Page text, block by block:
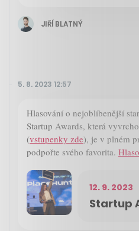
JIŘÍ BLATNÝ
5. 8. 2023 12:57
Hlasování o nejoblíbenější
Startup Awards, která
(vstupenky zde), je v plném
podpořte svého favorita.
12. 9. 2023
Startup